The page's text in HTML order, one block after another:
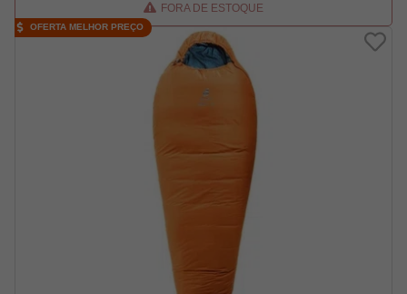
FORA DE ESTOQUE
OFERTA MELHOR PREÇO